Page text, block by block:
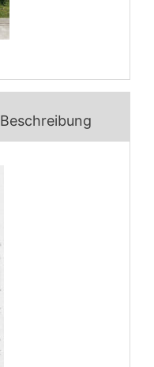
Beschreibung